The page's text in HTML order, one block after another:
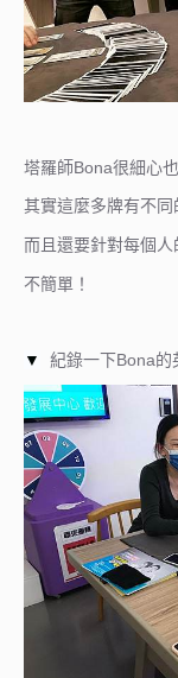
塔羅師Bona很細心
其實這麼多牌有不同
而且還要針對每個
不簡單！
▼ 紀錄一下Bona的